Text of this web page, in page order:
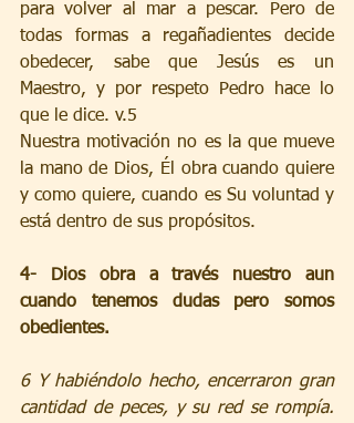
para volver al mar a pescar. Pero de
todas formas a regañadientes decide
obedecer, sabe que Jesús es un
Maestro, y por respeto Pedro hace lo
que le dice. v.5
Nuestra motivación no es la que mueve
la mano de Dios, Él obra cuando quiere
y como quiere, cuando es Su voluntad y
está dentro de sus propósitos.
4- Dios obra a través nuestro aun
cuando tenemos dudas pero somos
obedientes.
6 Y habiéndolo hecho, encerraron gran
cantidad de peces, y su red se rompía.